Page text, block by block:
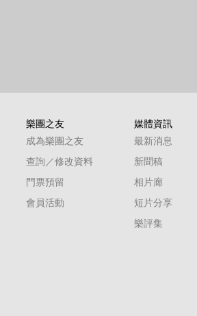
樂團之友
成為樂團之友
查詢／修改資料
門票預留
會員活動
媒體資訊
最新消息
新聞稿
相片廊
短片分享
樂評集